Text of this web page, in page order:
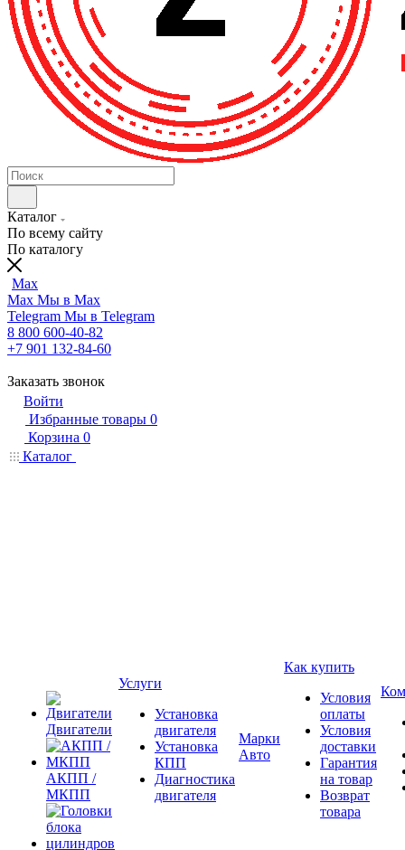
Каталог
По всему сайту
По каталогу
Max
Max Мы в Max
Telegram Мы в Telegram
8 800 600-40-82
+7 901 132-84-60
Заказать звонок
Войти
Избранные товары 0
Корзина 0
Каталог
Двигатели
АКПП /
МКПП
Услуги
Установка
двигателя
Установка
КПП
Диагностика
двигателя
Марки
Авто
Как купить
Условия
оплаты
Условия
доставки
Гарантия
на товар
Возврат
товара